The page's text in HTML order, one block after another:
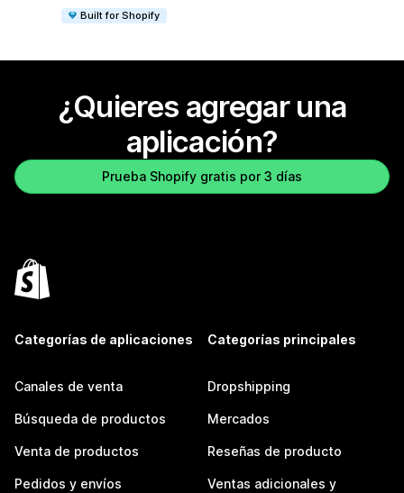
Built for Shopify
¿Quieres agregar una
aplicación?
Prueba Shopify gratis por 3 días
Categorías de aplicaciones
Canales de venta
Búsqueda de productos
Venta de productos
Pedidos y envíos
Categorías principales
Dropshipping
Mercados
Reseñas de producto
Ventas adicionales y